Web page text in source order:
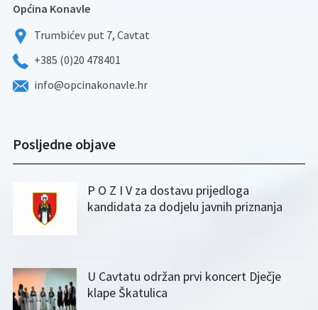
Općina Konavle
Trumbićev put 7, Cavtat
+385 (0)20 478401
info@opcinakonavle.hr
Posljedne objave
P O Z I V za dostavu prijedloga
kandidata za dodjelu javnih priznanja
U Cavtatu održan prvi koncert Dječje
klape Škatulica